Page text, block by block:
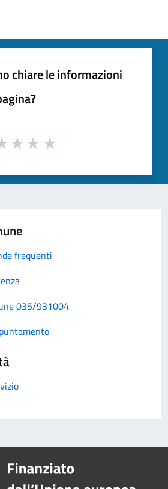
chiare le informazioni
frequenti
035/931004